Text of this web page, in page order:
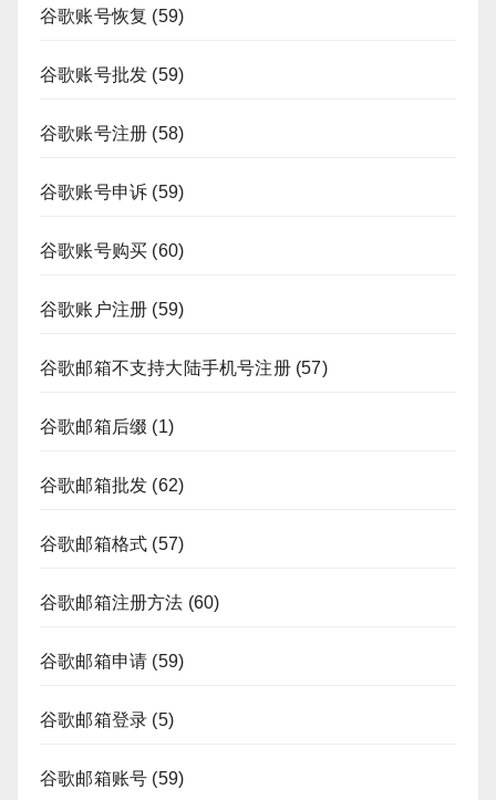
谷歌账号恢复 (59)
谷歌账号批发 (59)
谷歌账号注册 (58)
谷歌账号申诉 (59)
谷歌账号购买 (60)
谷歌账户注册 (59)
谷歌邮箱不支持大陆手机号注册(57)
谷歌邮箱后缀 (1)
谷歌邮箱批发 (62)
谷歌邮箱格式 (57)
谷歌邮箱注册方法 (60)
谷歌邮箱申请 (59)
谷歌邮箱登录 (5)
谷歌邮箱账号 (59)